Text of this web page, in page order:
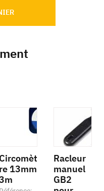
Circomèt
re 13mm
Racleur
manuel
GB2